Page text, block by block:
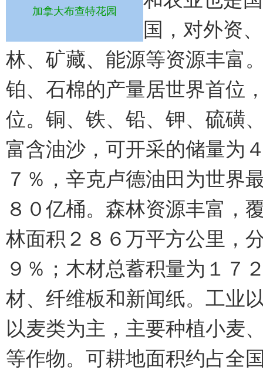
加拿大布查特花园
国，对外资
林、矿藏、能源等资源丰富
铂、石棉的产量居世界首位
位。铜、铁、铅、钾、硫磺
富含油沙，可开采的储量为
７％，辛克卢德油田为世界
８０亿桶。森林资源丰富，
林面积２８６万平方公里，
９％；木材总蓄积量为１７
材、纤维板和新闻纸。工业
以麦类为主，主要种植小麦
等作物。可耕地面积约占全